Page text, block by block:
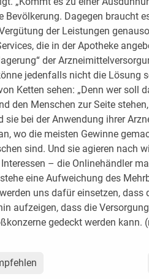
Bevölkerung. Dagegen braucht
der Leistungen
die in der Apotheke
der
jedenfalls nicht die Lösung
Ketten sehen: „Denn wer soll
den Menschen zur Seite
sie bei der Anwendung ihrer
wo die meisten Gewinne
sind. Und sie agieren nach
– die Onlinehändler
eine Aufweichung des
uns dafür einsetzen, dass
aufzeigen, dass die
gedeckt werden kann.